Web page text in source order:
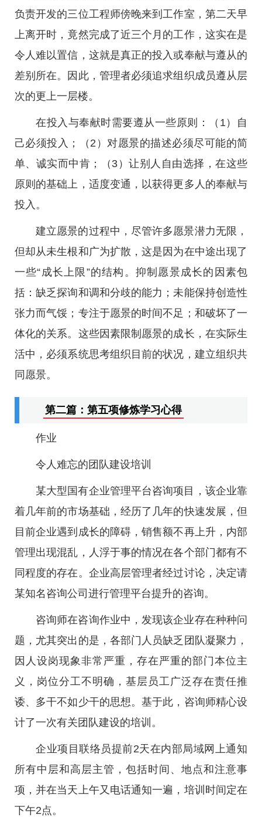
负责开发的三位工程师傍晚来到工作室，第二天早
上离开时，竟然完成了近三个月的工作，这实在是
令人难以置信，这就是真正的投入或奉献与遵从的
差别所在。因此，管理者必须追求组织成员遵从层
次的更上一层楼。
在投入与奉献时需要遵从一些原则：（1）自
己必须投入；（2）对愿景的描述必须尽可能的简
单、诚实而中肯；（3）让别人自由选择，在这些
原则的基础上，适度变通，以获得更多人的奉献与
投入。
建立愿景的过程中，尽管许多愿景潜力无限，
但却从未生根和广为扩散，这是因为在中途出现了
一些“成长上限”的结构。抑制愿景成长的因素包
括：缺乏探询和调和分歧的能力；未能保持创造性
张力而气馁；专注于愿景的时间不足；和破坏了一
体化的关系。这些因素限制愿景的成长，在实际生
活中，必须系统思考组织目前的状况，建立组织共
同愿景。
第二篇：第五项修炼学习心得
作业
令人难忘的团队建设培训
某大型国有企业管理平台咨询项目，该企业靠
着几年前的市场基础，经历了几年的快速发展，但
目前企业遇到成长的障碍，销售额不再上升，内部
管理出现混乱，人浮于事的情况在各个部门都有不
同程度的存在。企业高层管理者经过讨论，决定请
某知名咨询公司进行管理平台提升的咨询。
咨询师在咨询作业中，发现该企业存在种种问
题，尤其突出的是，各部门人员缺乏团队凝聚力，
因人设岗现象非常严重，存在严重的部门本位主
义，岗位分工不明确，基层员工广泛存在责任推
诿、多干不如少干的思想。基于此，咨询师精心设
计了一次有关团队建设的培训。
企业项目联络员提前2天在内部局域网上通知
所有中层和高层主管，包括时间、地点和注意事
项，并在当天上午又电话通知一遍，培训时间定在
下午2点。